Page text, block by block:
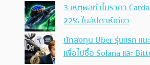
3 เหตุผลทำไมราคา
22% ในสัปดาห์เดียว
นักลงทุน Uber รุ่นแรก แน
เพื่อไปซื้อ Solana และ